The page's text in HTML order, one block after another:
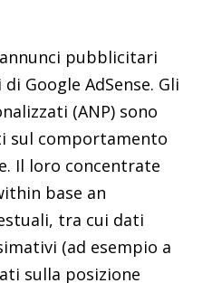
pubblicitari
Google AdSense. Gli
(ANP) sono
sul comportamento
Il loro concentrate
base an
tra cui dati
(ad esempio a
sulla posizione